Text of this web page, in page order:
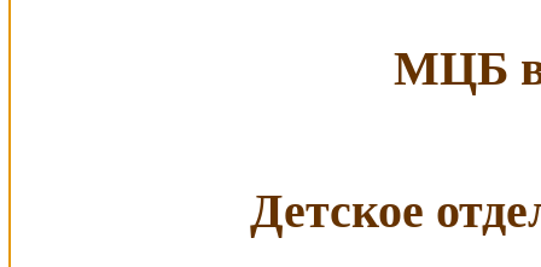
МЦБ в
Детское